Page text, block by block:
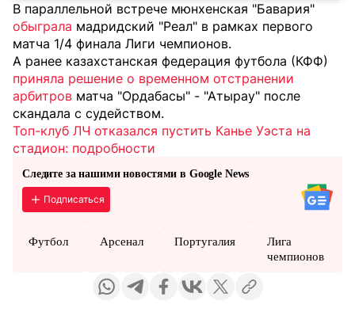
В параллельной встрече мюнхенская "Бавария"
обыграла мадридский "Реал" в рамках первого
матча 1/4 финала Лиги чемпионов.
А ранее казахстанская федерация футбола (КФФ)
приняла решение о временном отстранении
арбитров матча "Ордабасы" - "Атырау" после
скандала с судейством.
Топ-клуб ЛЧ отказался пустить Канье Уэста на
стадион: подробности
Следите за нашими новостями в Google News
Подписаться
Футбол Арсенал Португалия
Лига
чемпионов